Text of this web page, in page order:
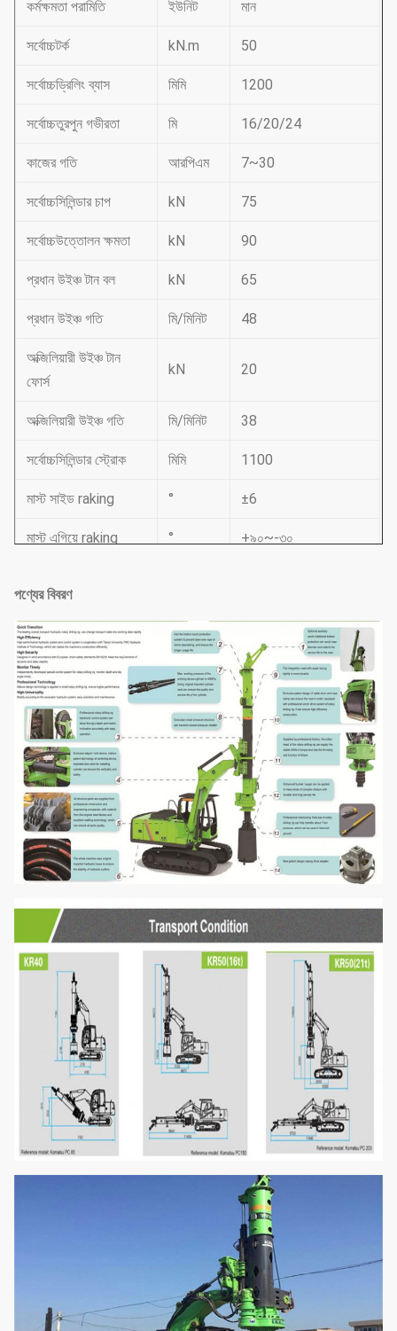
কর্মক্ষমতা পরামিতি ইউনিট মান
সর্বোচ্চটর্ক kN.m 50
সর্বোচ্চড্রিলিং ব্যাস মিমি 1200
সর্বোচ্চতুরপুন গভীরতা মি 16/20/24
কাজের গতি আরপিএম 7~30
সর্বোচ্চসিলিন্ডার চাপ kN 75
সর্বোচ্চউত্তোলন ক্ষমতা kN 90
প্রধান উইঞ্চ টান বল kN 65
প্রধান উইঞ্চ গতি মি/মিনিট 48
অক্জিলিয়ারী উইঞ্চ টান
ফোর্স
kN 20
অক্জিলিয়ারী উইঞ্চ গতি মি/মিনিট 38
সর্বোচ্চসিলিন্ডার স্ট্রোক মিমি 1100
মাস্ট সাইড raking ° ±6
মাস্ট এগিয়ে raking ° +৯০~-৩০
সর্বোচ্চহাঁটার গতি কিমি/ঘণ্টা 5.6
সর্বোচ্চটান বল kN 220
অপারেটিং উচ্চতা মিমি 10740
অপারেটিং প্রস্থ 2800
পরিবহন উচ্চতা মিমি 3040
পরিবহন প্রস্থ মিমি 2800
সম্পূর্ণ ওজন t 25
পণ্যের বিবরণ